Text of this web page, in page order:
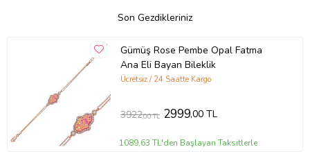
Son Gezdikleriniz
Gümüş Rose Pembe Opal Fatma
Ana Eli Bayan Bileklik
Ücretsiz / 24 Saatte Kargo
3922,00 TL 2999,00 TL
1089,63 TL'den Başlayan Taksitlerle